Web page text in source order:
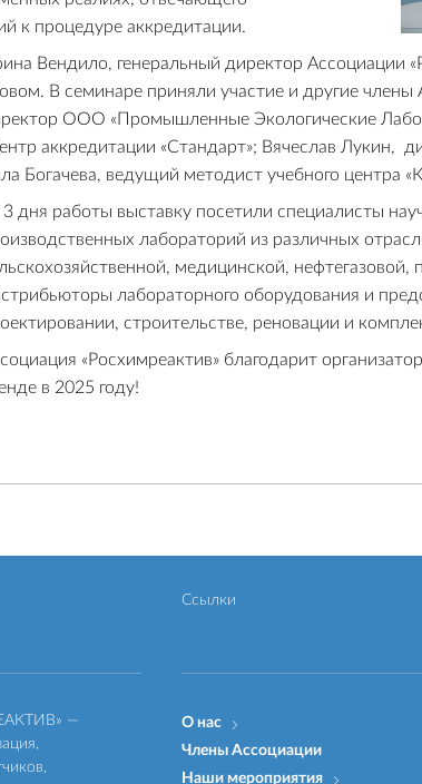
к процедуре аккредитации.
Вендило, генеральный директор Ассоциации
В семинаре приняли участие и другие
ООО «Промышленные Экологические
аккредитации «Стандарт»; Вячеслав Лукин,
Богачева, ведущий методист учебного центра
3 дня работы выставку посетили специалисты
лабораторий из различных
медицинской,
лабораторного оборудования и
строительстве, реновации и
«Росхимреактив» благодарит
в 2025 году!
—
Ссылки
О нас
Члены Ассоциации
Наши мероприятия